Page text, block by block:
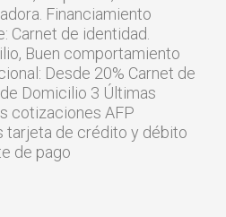
Financiamiento
Carnet de identidad.
Buen comportamiento
Desde 20% Carnet de
Domicilio 3 Últimas
cotizaciones AFP
tarjeta de crédito y débito
de pago